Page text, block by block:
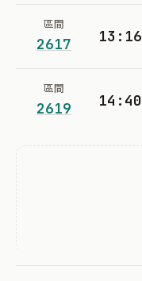
區間
2617 13:16
區間
2619 14:40